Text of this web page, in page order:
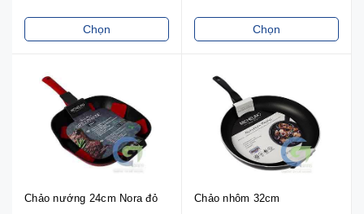
Chọn Chọn
Chảo nướng 24cm Nora đỏ Chảo nhôm 32cm